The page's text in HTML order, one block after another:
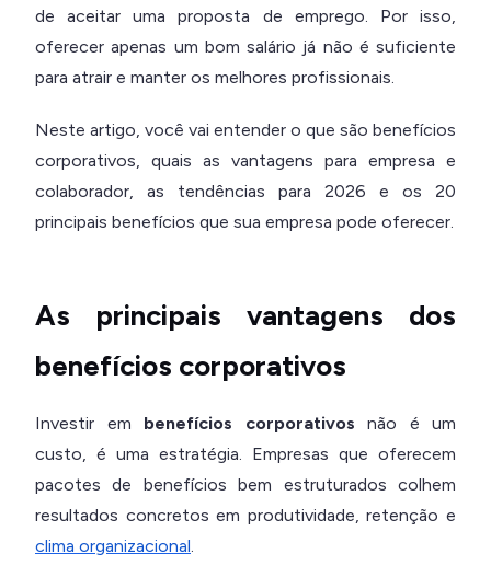
de aceitar uma proposta de emprego. Por isso,
oferecer apenas um bom salário já não é suficiente
para atrair e manter os melhores profissionais.
Neste artigo, você vai entender o que são benefícios
corporativos, quais as vantagens para empresa e
colaborador, as tendências para 2026 e os 20
principais benefícios que sua empresa pode oferecer.
As principais vantagens dos
benefícios corporativos
Investir em benefícios corporativos não é um
custo, é uma estratégia. Empresas que oferecem
pacotes de benefícios bem estruturados colhem
resultados concretos em produtividade, retenção e
clima organizacional.